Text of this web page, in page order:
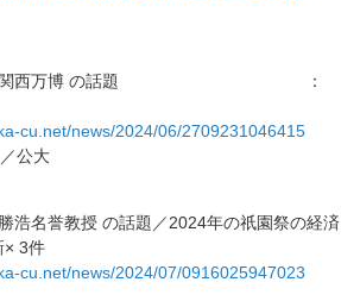
大阪関西万博 の話題 ：
cu.net/news/2024/06/2709231046415
公大
名誉教授 の話題／2024年の祇園祭の経済
× 3件
cu.net/news/2024/07/0916025947023